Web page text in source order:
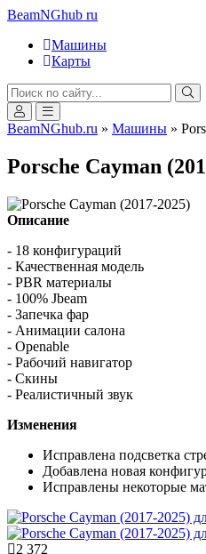
BeamNGhub ru
Машины
Карты
BeamNGhub.ru » Машины »
Porsche Cayman
Описание
- 18 конфигураций
- Качественная модель
- PBR материалы
- 100% Jbeam
- Запечка фар
- Анимации салона
- Openable
- Рабочий навигатор
- Скины
- Реалистичный звук
Изменения
Исправлена подсветка
Добавлена новая
Исправлены некоторые
2 372